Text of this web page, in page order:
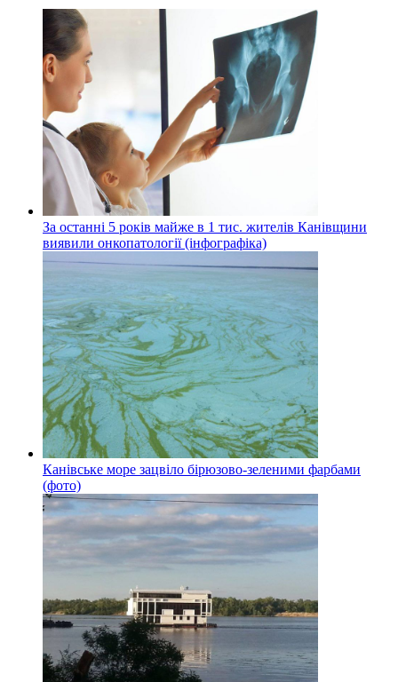
За останні 5 років майже в 1 тис. жителів Канівщини
виявили онкопатології (інфографіка)
Канівське море зацвіло бірюзово-зеленими фарбами
(фото)